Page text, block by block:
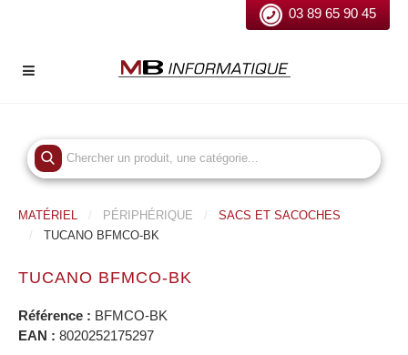
03 89 65 90 45
MATÉRIEL PÉRIPHÉRIQUE
SACS ET SACOCHES
TUCANO BFMCO-BK
TUCANO BFMCO-BK
Référence : BFMCO-BK
EAN : 8020252175297